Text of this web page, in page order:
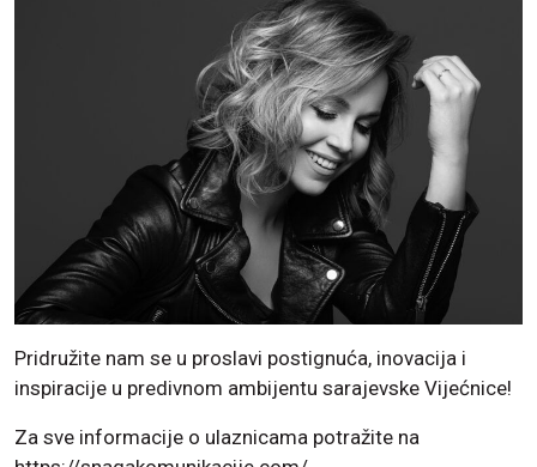
Pridružite nam se u proslavi postignuća, inovacija i
inspiracije u predivnom ambijentu sarajevske Vijećnice!
Za sve informacije o ulaznicama potražite na